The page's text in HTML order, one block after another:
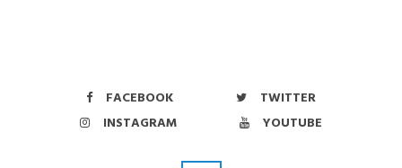
FACEBOOK
TWITTER
INSTAGRAM
YOUTUBE